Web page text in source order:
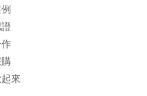
來